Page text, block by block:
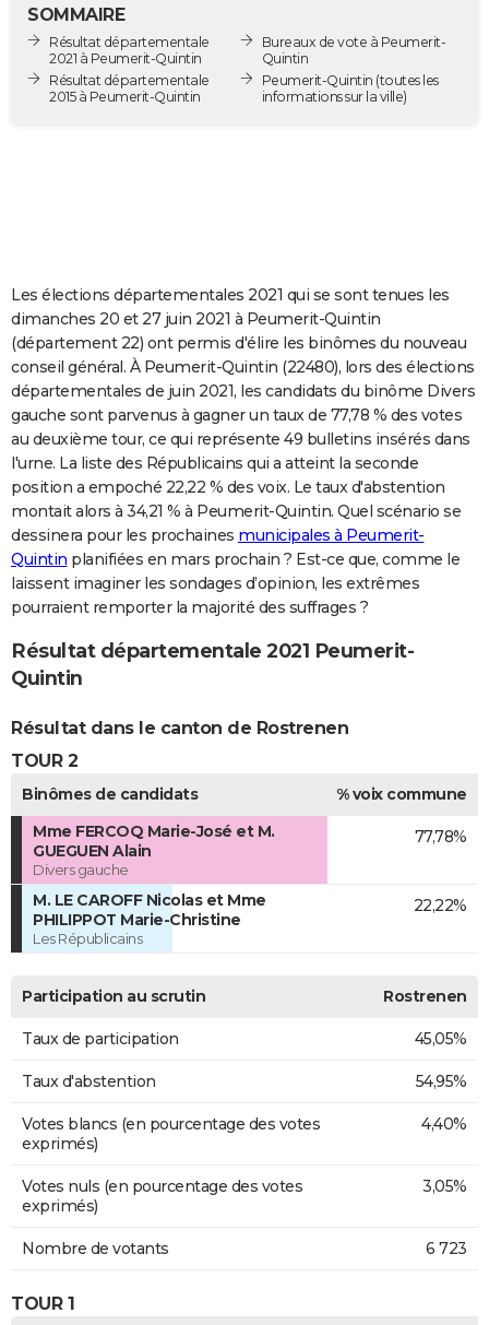
Destinations
City break
Voyage nature
Voyage de noces
Forum
Climat
GUIDES D'ACHAT
COPAINS D'AVANT
AVIS DE DÉCÈS
Bricolage
Lifestyle
Culture
Sport
Auto
Television
Voyage
Cinema
SOMMAIRE
Résultat départementale
2021 à Peumerit-Quintin
Résultat départementale
2015 à Peumerit-Quintin
Bureaux de vote à Peumerit-
Quintin
Peumerit-Quintin (toutes les
informations sur la ville)
Les élections départementales 2021 qui se sont tenues les
dimanches 20 et 27 juin 2021 à Peumerit-Quintin
(département 22) ont permis d'élire les binômes du nouveau
conseil général. À Peumerit-Quintin (22480), lors des élections
départementales de juin 2021, les candidats du binôme Divers
gauche sont parvenus à gagner un taux de 77,78 % des votes
au deuxième tour, ce qui représente 49 bulletins insérés dans
l'urne. La liste des Républicains qui a atteint la seconde
position a empoché 22,22 % des voix. Le taux d'abstention
montait alors à 34,21 % à Peumerit-Quintin. Quel scénario se
dessinera pour les prochaines municipales à Peumerit-
Quintin planifiées en mars prochain ? Est-ce que, comme le
laissent imaginer les sondages d’opinion, les extrêmes
pourraient remporter la majorité des suffrages ?
Résultat départementale 2021 Peumerit-
Quintin
Résultat dans le canton de Rostrenen
TOUR 2
Binômes de candidats
% voix commune
Mme FERCOQ Marie-José et M.
GUEGUEN Alain
Divers gauche
77,78%
M. LE CAROFF Nicolas et Mme
PHILIPPOT Marie-Christine
Les Républicains
22,22%
Participation au scrutin Rostrenen
Taux de participation 45,05%
Taux d'abstention 54,95%
Votes blancs (en pourcentage des votes
exprimés)
4,40%
Votes nuls (en pourcentage des votes
exprimés)
3,05%
Nombre de votants 6 723
TOUR 1